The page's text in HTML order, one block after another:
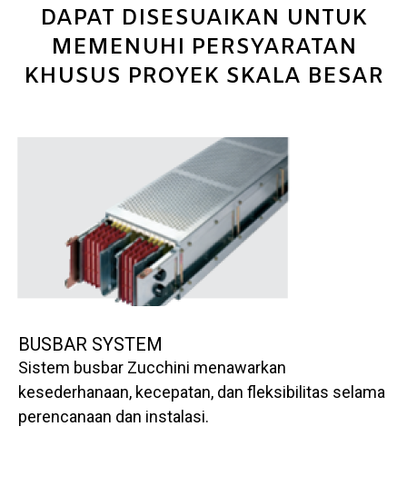
DAPAT DISESUAIKAN UNTUK
MEMENUHI PERSYARATAN
KHUSUS PROYEK SKALA BESAR
BUSBAR SYSTEM
Sistem busbar Zucchini menawarkan
kesederhanaan, kecepatan, dan fleksibilitas selama
perencanaan dan instalasi.